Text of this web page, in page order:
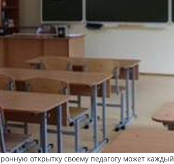
открытку своему педагогу может